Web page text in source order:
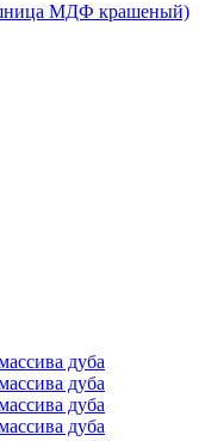
МДФ крашеный)